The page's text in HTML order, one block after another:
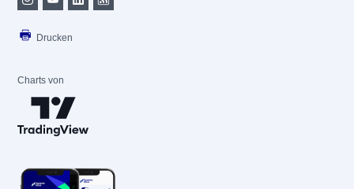
Drucken
Charts von